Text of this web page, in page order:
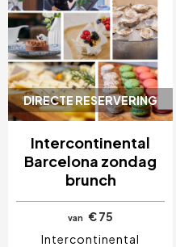
DIRECTE RESERVERING
Intercontinental
Barcelona zondag
brunch
van
€ 75
Intercontinental